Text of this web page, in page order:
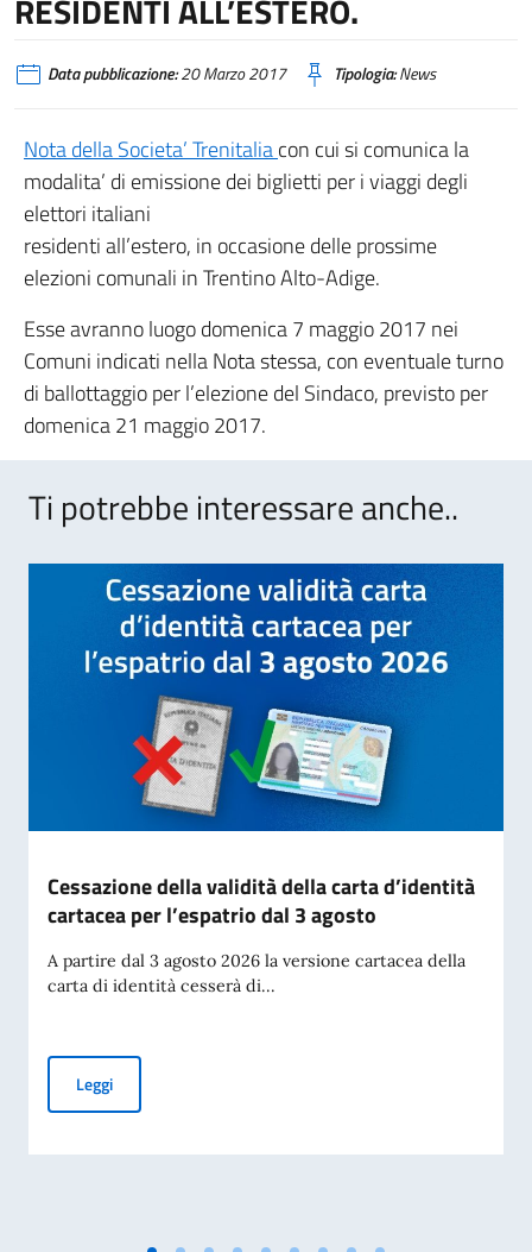
RESIDENTI ALL’ESTERO.
Data pubblicazione:20 Marzo 2017 Tipologia:News
Nota della Societa’ Trenitaliacon cui si comunica la
modalita’ di emissione dei biglietti per i viaggi degli
elettori italiani
residenti all’estero, in occasione delle prossime
elezioni comunali in Trentino Alto-Adige.
Esse avranno luogo domenica 7 maggio 2017 nei
Comuni indicati nella Nota stessa, con eventuale turno
di ballottaggio per l’elezione del Sindaco, previsto per
domenica 21 maggio 2017.
Ti potrebbe interessare anche..
Cessazione della validità della carta d’identità
cartacea per l’espatrio dal 3 agosto
A partire dal 3 agosto 2026 la versione cartacea della
carta di identità cesserà di...
LeggiCessazione della validità della carta d’identità cartacea